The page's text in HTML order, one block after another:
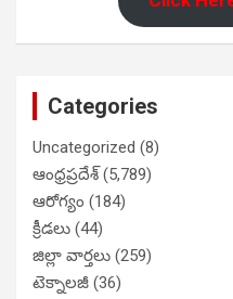
Categories
Uncategorized (8)
ఆంధ్రప్రదేశ్(5,789)
ఆరోగ్యం (184)
క్రీడలు (44)
జిల్లా వార్తలు (259)
టెక్నాలజీ (36)